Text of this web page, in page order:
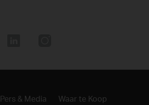
Pers & Media Waar te Koop